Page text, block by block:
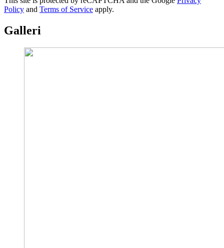
Policy and Terms of Service apply.
Galleri